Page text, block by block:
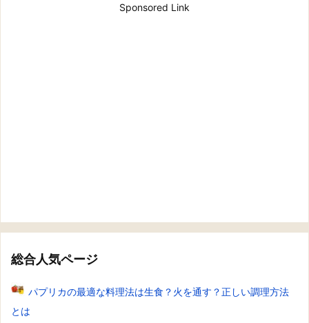
Sponsored Link
総合人気ページ
パプリカの最適な料理法は生食？火を通す？正しい調理方法
とは